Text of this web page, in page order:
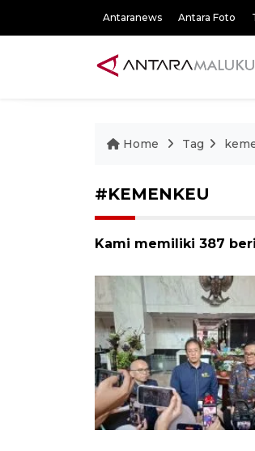
Antaranews Antara Foto
Home Tag
#KEMENKEU
Kami memiliki 387